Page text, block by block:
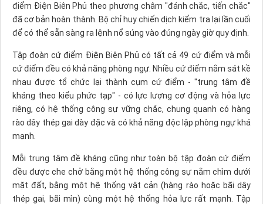
điểm Ðiện Biên Phủ theo phương châm "đánh chắc, tiến chắc"
đã cơ bản hoàn thành. Bộ chỉ huy chiến dịch kiểm tra lại lần cuối
để có thể sẵn sàng ra lệnh nổ súng vào đúng ngày giờ quy định.
Tập đoàn cứ điểm Ðiện Biên Phủ có tất cả 49 cứ điểm và mỗi
cứ điểm đều có khả năng phòng ngự. Nhiều cứ điểm nằm sát kề
nhau được tổ chức lại thành cụm cứ điểm - "trung tâm đề
kháng theo kiểu phức tạp" - có lực lượng cơ động và hỏa lực
riêng, có hệ thống công sự vững chắc, chung quanh có hàng
rào dây thép gai dày đặc và có khả năng độc lập phòng ngự khá
mạnh.
Mỗi trung tâm đề kháng cũng như toàn bộ tập đoàn cứ điểm
đều được che chở bằng một hệ thống công sự nằm chìm dưới
mặt đất, bằng một hệ thống vật cản (hàng rào hoặc bãi dây
thép gai, bãi mìn) cùng một hệ thống hỏa lực rất mạnh. Tập